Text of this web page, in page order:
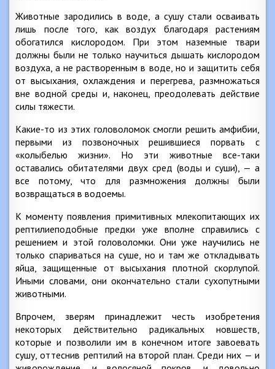
Животные зародились в воде, а сушу стали осваивать
лишь после того, как воздух благодаря растениям
обогатился кислородом. При этом наземные твари
должны были не только научиться дышать кислородом
воздуха, а не растворенным в воде, но и защитить себя
от высыхания, охлаждения и перегрева, размножаться
вне водной среды и, наконец, преодолевать действие
силы тяжести.
Какие-то из этих головоломок смогли решить амфибии,
первыми из позвоночных решившиеся порвать с
«колыбелью жизни». Но эти животные все-таки
оставались обитателями двух сред (воды и суши), — а
все потому, что для размножения должны были
возвращаться в водоемы.
К моменту появления примитивных млекопитающих их
рептилиеподобные предки уже вполне справились с
решением и этой головоломки. Они уже научились не
только спариваться на суше, но и там же откладывать
яйца, защищенные от высыхания плотной скорлупой.
Иными словами, они окончательно стали сухопутными
животными.
Впрочем, зверям принадлежит честь изобретения
некоторых действительно радикальных новшеств,
которые и позволили им в конечном итоге завоевать
сушу, оттеснив рептилий на второй план. Среди них — и